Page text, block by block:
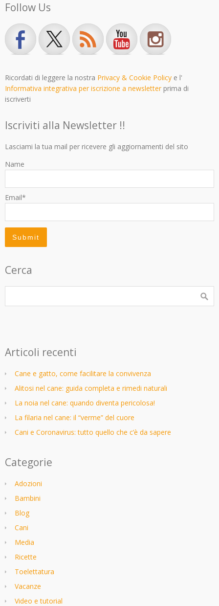
Follow Us
Ricordati di leggere la nostra Privacy & Cookie Policy e l'
Informativa integrativa per iscrizione a newsletterprima di
iscriverti
Iscriviti alla Newsletter !!
Lasciami la tua mail per ricevere gli aggiornamenti del sito
Name
Email*
Cerca
Articoli recenti
Cane e gatto, come facilitare la convivenza
Alitosi nel cane: guida completa e rimedi naturali
La noia nel cane: quando diventa pericolosa!
La filaria nel cane: il “verme” del cuore
Cani e Coronavirus: tutto quello che c’è da sapere
Categorie
Adozioni
Bambini
Blog
Cani
Media
Ricette
Toelettatura
Vacanze
Video e tutorial